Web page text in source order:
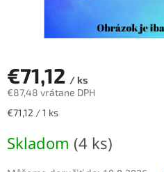
€71,12 / ks
€87,48 vrátane DPH
Jednotková
€71,12 / 1 ks
Skladom (4 ks)